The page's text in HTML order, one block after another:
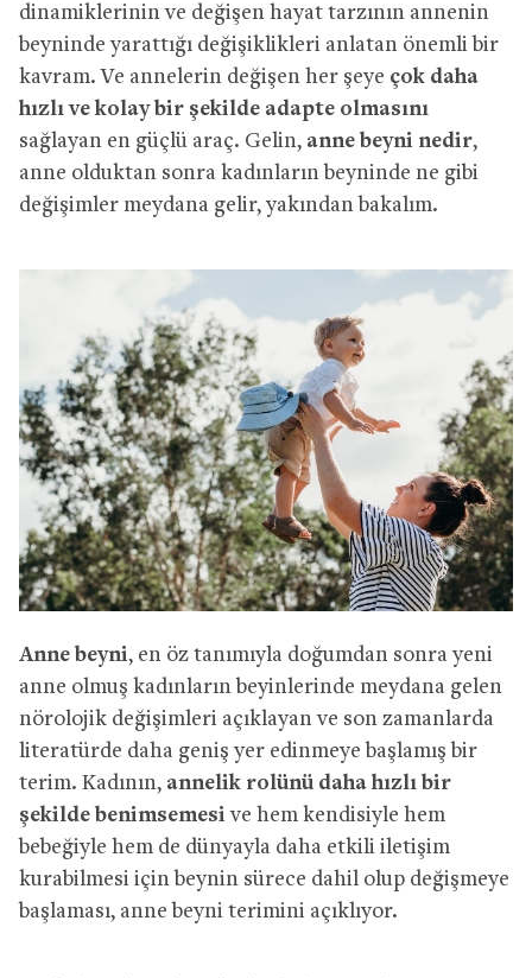
dinamiklerinin ve değişen hayat tarzının annenin
beyninde yarattığı değişiklikleri anlatan önemli bir
kavram. Ve annelerin değişen her şeye çok daha
hızlı ve kolay bir şekilde adapte olmasını
sağlayan en güçlü araç. Gelin, anne beyni nedir,
anne olduktan sonra kadınların beyninde ne gibi
değişimler meydana gelir, yakından bakalım.
Anne beyni, en öz tanımıyla doğumdan sonra yeni
anne olmuş kadınların beyinlerinde meydana gelen
nörolojik değişimleri açıklayan ve son zamanlarda
literatürde daha geniş yer edinmeye başlamış bir
terim. Kadının, annelik rolünü daha hızlı bir
şekilde benimsemesi ve hem kendisiyle hem
bebeğiyle hem de dünyayla daha etkili iletişim
kurabilmesi için beynin sürece dahil olup değişmeye
başlaması, anne beyni terimini açıklıyor.